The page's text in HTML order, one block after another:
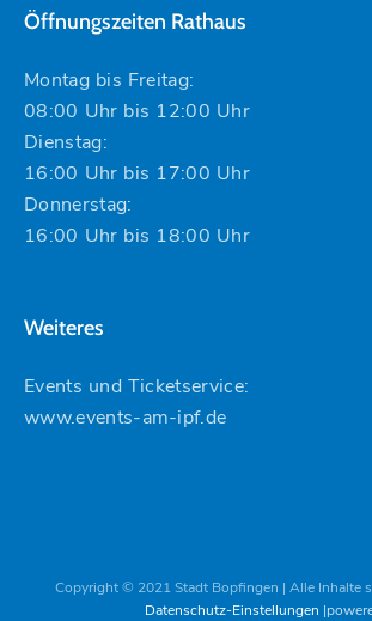
Öffnungszeiten Rathaus
Montag bis Freitag:
08:00 Uhr bis 12:00 Uhr
Dienstag:
16:00 Uhr bis 17:00 Uhr
Donnerstag:
16:00 Uhr bis 18:00 Uhr
Weiteres
Events und Ticketservice:
www.events-am-ipf.de
Copyright © 2021 Stadt Bopfingen | Alle Inhalte
Datenschutz-Einstellungen